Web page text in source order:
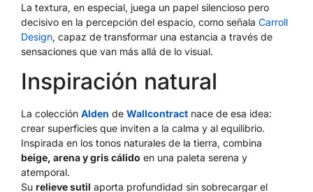
La textura, en especial, juega un papel silencioso pero
decisivo en la percepción del espacio, como señala Carroll
Design, capaz de transformar una estancia a través de
sensaciones que van más allá de lo visual.
Inspiración natural
La colección Alden de Wallcontract nace de esa idea:
crear superficies que inviten a la calma y al equilibrio.
Inspirada en los tonos naturales de la tierra, combina
beige, arena y gris cálido en una paleta serena y
atemporal.
Su relieve sutil aporta profundidad sin sobrecargar el